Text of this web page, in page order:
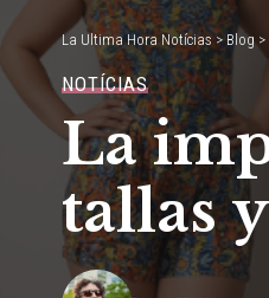
La Ultima Hora Notícias >Blog>
NOTÍCIAS
La
tallas